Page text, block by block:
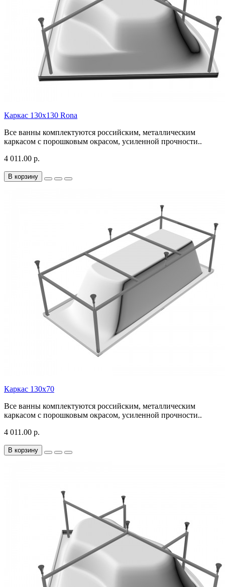
Каркас 130х130 Rona
Все ванны комплектуются российским, металлическим
каркасом с порошковым окрасом, усиленной прочности..
4 011.00 р.
В корзину
Каркас 130х70
Все ванны комплектуются российским, металлическим
каркасом с порошковым окрасом, усиленной прочности..
4 011.00 р.
В корзину